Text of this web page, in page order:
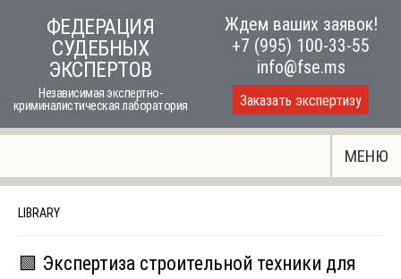
ФЕДЕРАЦИЯ
СУДЕБНЫХ
ЭКСПЕРТОВ
Независимая экспертно-
криминалистическая лаборатория
Ждем ваших заявок!
+7 (995) 100-33-55
info@fse.ms
Заказать экспертизу
МЕНЮ
LIBRARY
🟩 Экспертиза строительной техники для